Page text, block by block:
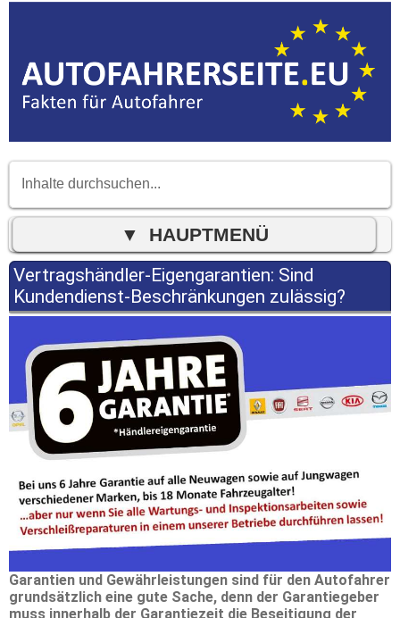
Vertragshändler-Eigengarantien: Sind
Kundendienst-Beschränkungen zulässig?
Garantien und Gewährleistungen sind für den Autofahrer
grundsätzlich eine gute Sache, denn der Garantiegeber
muss innerhalb der Garantiezeit die Beseitigung der